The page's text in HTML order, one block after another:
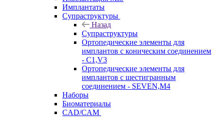
Имплантаты
Супраструктуры
Назад
Супраструктуры
Ортопедические элементы для
имплантов с коническим соединением
- C1,V3
Ортопедические элементы для
имплантов с шестигранным
соединением - SEVEN,M4
Наборы
Биоматериалы
CAD/CAM